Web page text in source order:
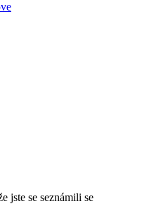
jste se seznámili se